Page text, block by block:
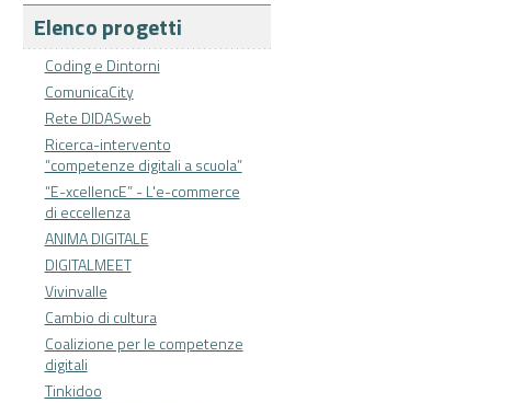
Elenco progetti
Coding e Dintorni
ComunicaCity
Rete DIDASweb
Ricerca-intervento
“competenze digitali a scuola”
“E-xcellencE” - L'e-commerce
di eccellenza
ANIMA DIGITALE
DIGITALMEET
Vivinvalle
Cambio di cultura
Coalizione per le competenze
digitali
Tinkidoo